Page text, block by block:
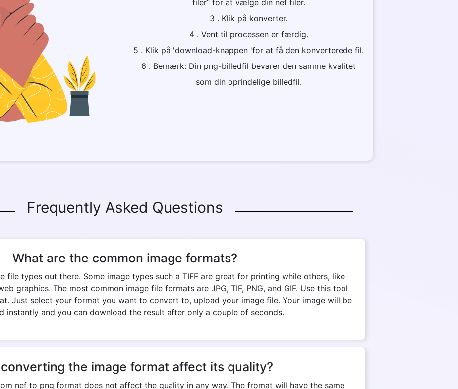
filer“ for at vælge din nef filer.
3 . Klik på konverter.
4 . Vent til processen er færdig.
5 . Klik på 'download-knappen 'for at få den konverterede fil.
6 . Bemærk: Din png-billedfil bevarer den samme kvalitet
som din oprindelige billedfil.
Frequently Asked Questions
What are the common image formats?
file types out there. Some image types such a TIFF are great for printing while others, like
graphics. The most common image file formats are JPG, TIF, PNG, and GIF. Use this tool
Just select your format you want to convert to, upload your image file. Your image will be
instantly and you can download the result after only a couple of seconds.
the image format affect its quality?
nef to png format does not affect the quality in any way. The fromat will have the same